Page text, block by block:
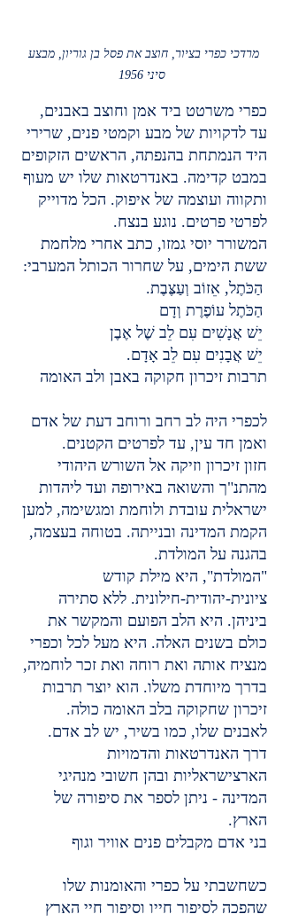
מרדכי כפרי בציור, חוצב את פסל בן גוריון, מבצע
סיני 1956
כפרי משרטט ביד אמן וחוצב באבנים,
עד לדקויות של מבע וקמטי פנים, שרירי
היד הנמתחת בהנפתה, הראשים הזקופים
במבט קדימה. באנדרטאות שלו יש מעוף
ותקווה ועוצמה של איפוק. הכל מדוייק
לפרטי פרטים. נוגע בנצח.
המשורר יוסי גמזו, כתב אחרי מלחמת
ששת הימים, על שחרור הכותל המערבי:
הַכֹּתֶל, אֵזוֹב וְעַצֶּבֶת.
הַכֹּתֶל עוֹפֶרֶת וְדָם
יֵשׁ אֲנָשִׁים עִם לֵב שֶׁל אֶבֶן
יֵשׁ אֲבָנִים עִם לֵב אָדָם.
תרבות זיכרון חקוקה באבן ולב האומה
לכפרי היה לב רחב ורוחב דעת של אדם
ואמן חד עין, עד לפרטים הקטנים.
חזון זיכרון וזיקה אל השורש היהודי
מהתנ"ך והשואה באירופה ועד ליהדות
ישראלית עובדת ולוחמת ומגשימה, למען
הקמת המדינה ובנייתה. בטוחה בעצמה,
בהגנה על המולדת.
"המולדת", היא מילת קודש
ציונית-יהודית-חילונית. ללא סתירה
ביניהן. היא הלב הפועם והמקשר את
כולם בשנים האלה. היא מעל לכל וכפרי
מנציח אותה ואת רוחה ואת זכר לוחמיה,
בדרך מיוחדת משלו. הוא יוצר תרבות
זיכרון שחקוקה בלב האומה כולה.
לאבנים שלו, כמו בשיר, יש לב אדם.
דרך האנדרטאות והדמויות
הארצישראליות ובהן חשובי מנהיגי
המדינה - ניתן לספר את סיפורה של
הארץ.
בני אדם מקבלים פנים אוויר וגוף
כשחשבתי על כפרי והאומנות שלו
שהפכה לסיפור חייו וסיפור חיי הארץ